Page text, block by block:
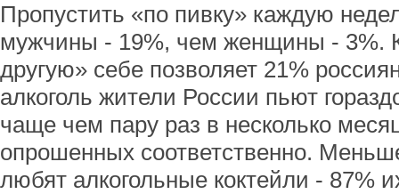
Пропустить «по пивку» каждую
мужчины - 19%, чем женщины - 3%.
другую» себе позволяет 21%
алкоголь жители России пьют
чаще чем пару раз в несколько
опрошенных соответственно.
любят алкогольные коктейли - 87%